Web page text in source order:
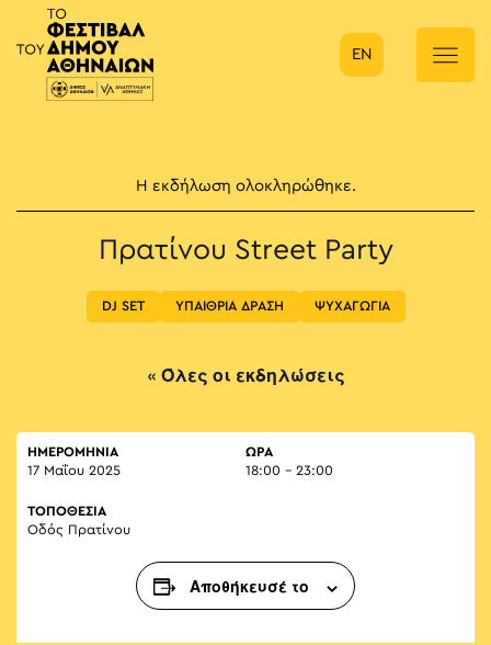
Κύρια πλοήγηση
EN
Η εκδήλωση ολοκληρώθηκε.
Πρατίνου Street Party
DJ SET ΥΠΑΙΘΡΙΑ ΔΡΑΣΗ ΨΥΧΑΓΩΓΙΑ
« Όλες οι εκδηλώσεις
ΗΜΕΡΟΜΗΝΙΑ
17 Μαΐου 2025
ΏΡΑ
18:00 - 23:00
ΤΟΠΟΘΕΣΙΑ
Οδός Πρατίνου
Αποθήκευσέ το